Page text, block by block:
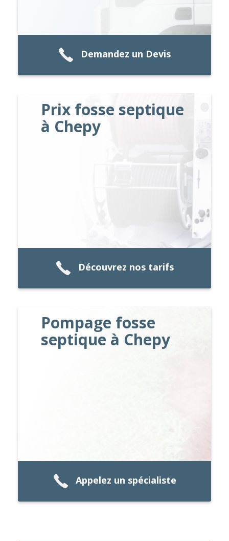
Demandez un Devis
Prix fosse septique
à Chepy
Découvrez nos tarifs
Pompage fosse
septique à Chepy
Appelez un spécialiste